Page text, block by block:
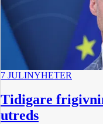
7 JULINYHETER
Tidigare
utreds